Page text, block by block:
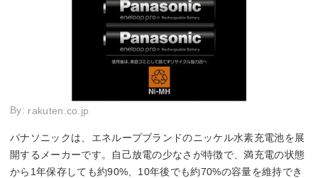
By: rakuten.co.jp
パナソニックは、エネループブランドのニッケル水素充電池を展
開するメーカーです。自己放電の少なさが特徴で、満充電の状態
から1年保存しても約90%、10年後でも約70%の容量を維持でき